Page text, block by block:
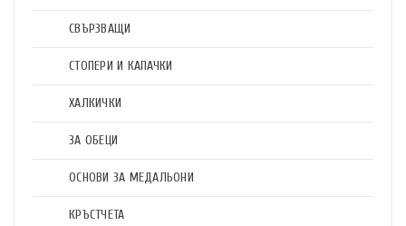
СВЪРЗВАЩИ
СТОПЕРИ И КАПАЧКИ
ХАЛКИЧКИ
ЗА ОБЕЦИ
ОСНОВИ ЗА МЕДАЛЬОНИ
КРЪСТЧЕТА